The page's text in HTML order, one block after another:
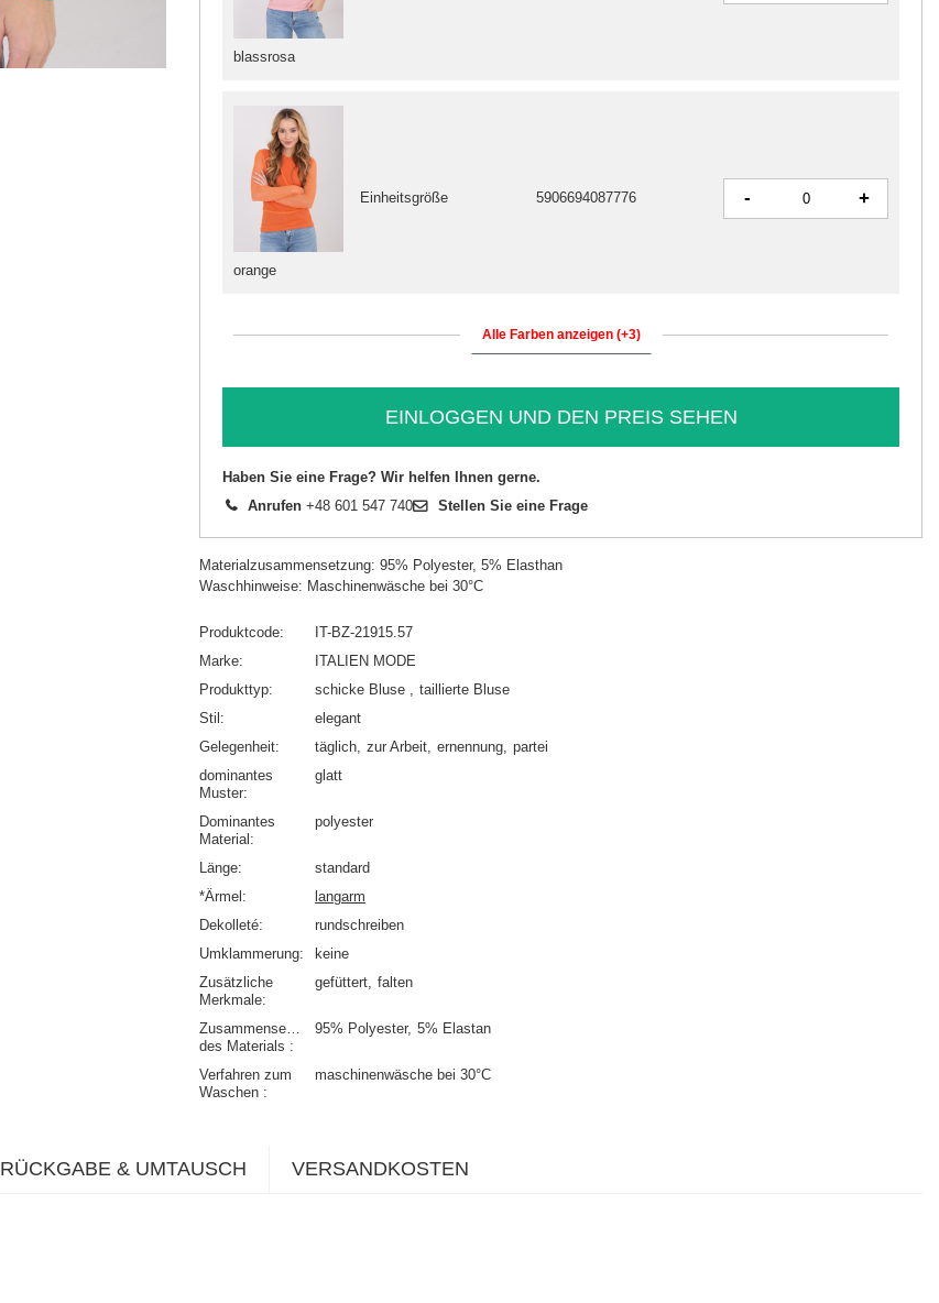
blassrosa
orange
Einheitsgröße 5906694087776 - +
Alle Farben anzeigen (+3)
EINLOGGEN UND DEN PREIS SEHEN
Haben Sie eine Frage? Wir helfen Ihnen gerne.
Anrufen +48 601 547 740 Stellen Sie eine Frage
Materialzusammensetzung: 95% Polyester, 5% Elasthan
Waschhinweise: Maschinenwäsche bei 30°C
Produktcode
IT-BZ-21915.57
Marke
ITALIEN MODE
Produkttyp
schicke Bluse
taillierte Bluse
Stil
elegant
Gelegenheit
täglich zur Arbeit ernennung partei
dominantes
Muster
glatt
Dominantes
Material
polyester
Länge
standard
*Ärmel
langarm
Dekolleté
rundschreiben
Umklammerung
keine
Zusätzliche
Merkmale
gefüttert falten
Zusammensetzung
des Materials
95% Polyester 5% Elastan
Verfahren zum
Waschen
maschinenwäsche bei 30°C
RÜCKGABE & UMTAUSCH VERSANDKOSTEN